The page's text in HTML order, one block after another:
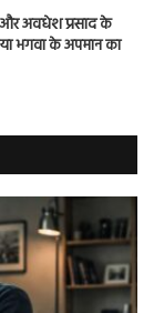
और अवधेश प्रसाद के
भगवा के अपमान का